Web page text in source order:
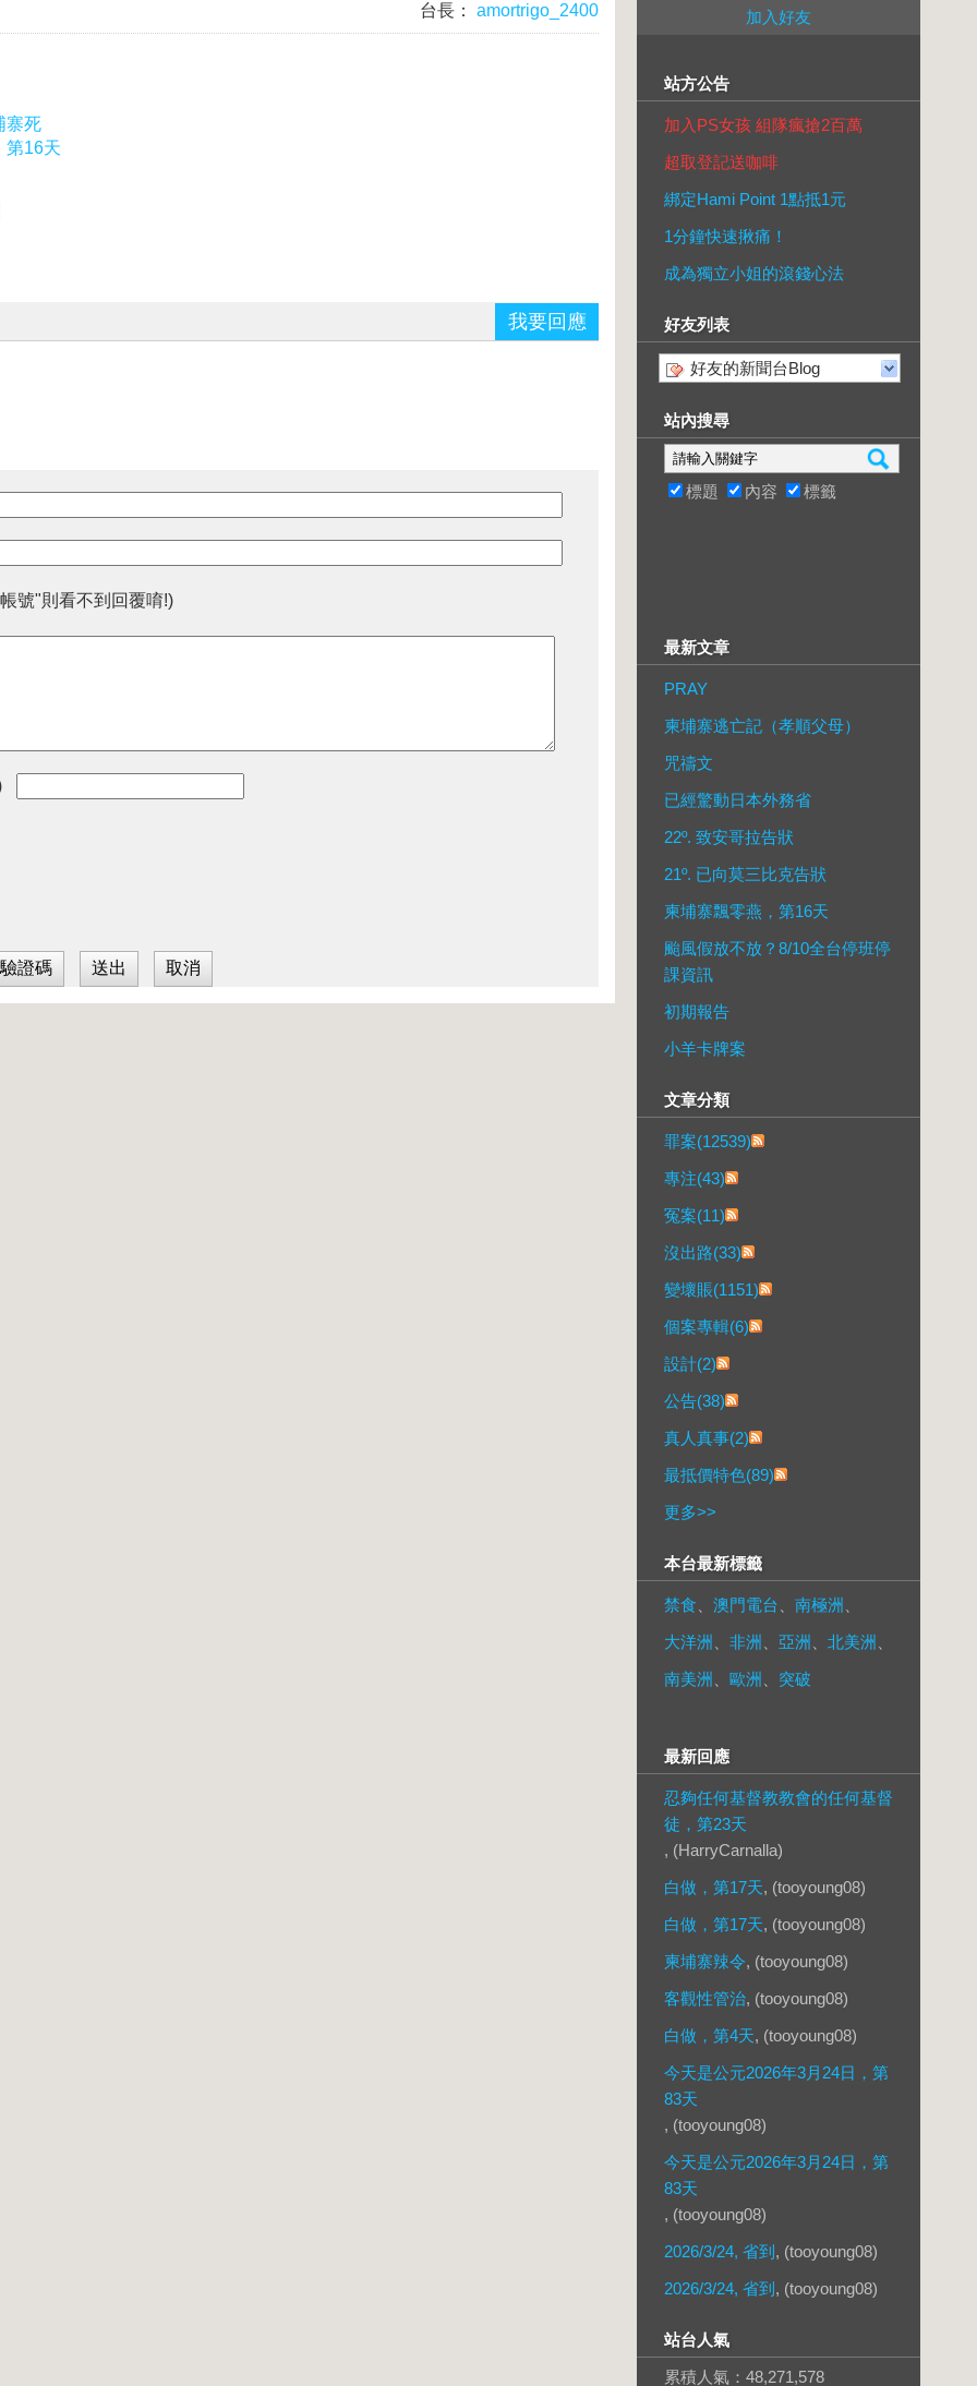
台長： amortrigo_2400
寨死
第16天
我要回應
號"則看不到回覆唷!)
加入好友
站方公告
加入PS女孩 組隊瘋搶2百萬
超取登記送咖啡
綁定Hami Point 1點抵1元
1分鐘快速揪痛！
成為獨立小姐的滾錢心法
好友列表
好友的新聞台Blog
站內搜尋
標題 內容 標籤
最新文章
PRAY
柬埔寨逃亡記（孝順父母）
咒禱文
已經驚動日本外務省
22º. 致安哥拉告狀
21º. 已向莫三比克告狀
柬埔寨飄零燕，第16天
颱風假放不放？8/10全台停班停
課資訊
初期報告
小羊卡牌案
文章分類
罪案(12539)
專注(43)
冤案(11)
沒出路(33)
變壞賬(1151)
個案專輯(6)
設計(2)
公告(38)
真人真事(2)
最抵價特色(89)
更多>>
本台最新標籤
禁食 澳門電台 南極洲
大洋洲
非洲 亞洲 北美洲
南美洲
歐洲 突破
最新回應
忍夠任何基督教教會的任何基督
徒，第23天
, (HarryCarnalla)
白做，第17天, (tooyoung08)
白做，第17天, (tooyoung08)
柬埔寨辣令, (tooyoung08)
客觀性管治, (tooyoung08)
白做，第4天, (tooyoung08)
今天是公元2026年3月24日，第
83天
, (tooyoung08)
今天是公元2026年3月24日，第
83天
, (tooyoung08)
2026/3/24, 省到 , (tooyoung08)
2026/3/24, 省到 , (tooyoung08)
站台人氣
累積人氣： 48,271,578